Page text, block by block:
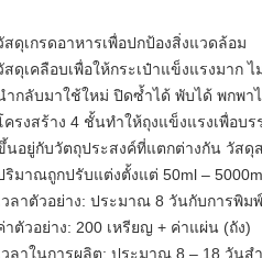
สดุเกรดอาหารเพื่อปกป้องสิ่งแวดล้อม
สดุเคลือบเพื่อให้กระเป๋าแข็งแรงมาก
ำกลับมาใช้ใหม่ ปิดซ้ำได้ พับได้ พกพา
ครงสร้าง 4 ชั้นทำให้ถุงแข็งแรงเพื่อบร
นอยู่กับวัตถุประสงค์ที่แตกต่างกัน วัสดุ
ริมาณถูกปรับแต่งตั้งแต่ 50ml –
วลาตัวอย่าง: ประมาณ 8 วันกับการพิม
าตัวอย่าง: 200 เหรียญ + ค่าแผ่น (ถัง)
วลาในการผลิต: ประมาณ 8 – 18 วัน